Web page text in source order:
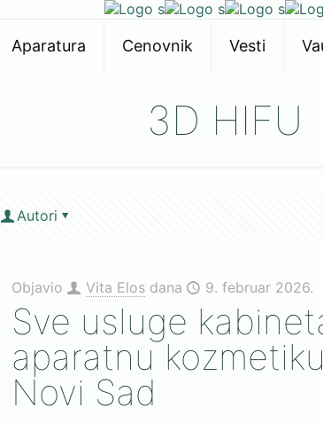
Aparatura Cenovnik Vesti
3D HIFU
Autori
Objavio Vita Elos dana 9. februar 2026.
Sve usluge
aparatnu
Novi Sad